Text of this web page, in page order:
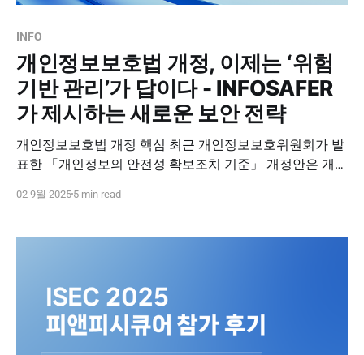
INFO
개인정보보호법 개정, 이제는 ‘위험
기반 관리’가 답이다 - INFOSAFER
가 제시하는 새로운 보안 전략
개인정보보호법 개정 핵심 최근 개인정보보호위원회가 발
표한 「개인정보의 안전성 확보조치 기준」 개정안은 개인
정안의 핵심은 기존의 일률적 규제가 아닌, 위험 기반 자율
유한 개인정보의 규모와 유형, 그리고 환경을 종합적으로
02 9월 2025 5 min read